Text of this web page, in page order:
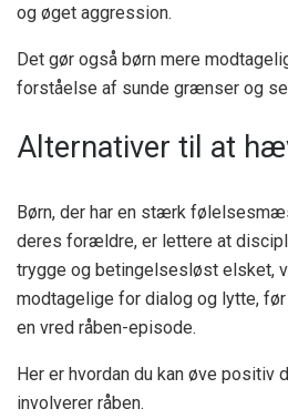
og øget aggression.
Det gør også børn mere
forståelse af sunde grænser og
Alternativer til at
Børn, der har en stærk
deres forældre, er lettere at
trygge og betingelsesløst elsket,
modtagelige for dialog og lytte,
en vred råben-episode.
Her er hvordan du kan øve positiv
involverer råben.